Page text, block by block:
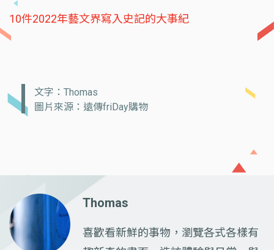
10件2022年藝文界寫入史記的大事紀
文字：Thomas
圖片來源：遠傳friDay購物
Thomas
喜歡看新鮮的事物，瀏覽各式各樣有